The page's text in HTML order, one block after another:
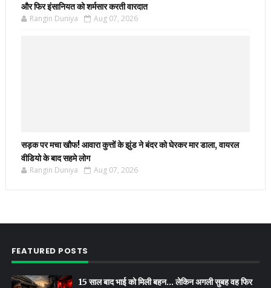
और फिर इंसानियत को शर्मसार करती वारदात
Rangin Duniya Aug 07, 2026
सड़क पर मचा खौफ! आवारा कुत्तों के झुंड ने बंदर को घेरकर मार डाला, वायरल
वीडियो के बाद सहमे लोग
Rangin Duniya Aug 07, 2026
FEATURED POSTS
15 साल बाद भाई को मिली बहन... लेकिन अगली सुबह वह फिर